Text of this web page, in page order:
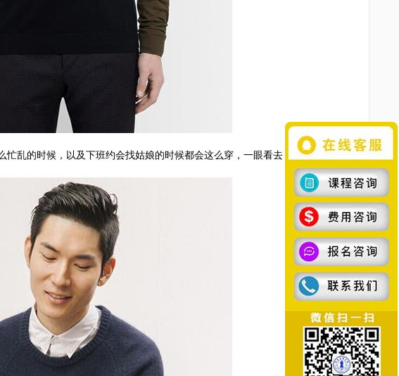
的时候，以及下班约会找姑娘的时候都会这么穿，一眼看去，就是大方、专